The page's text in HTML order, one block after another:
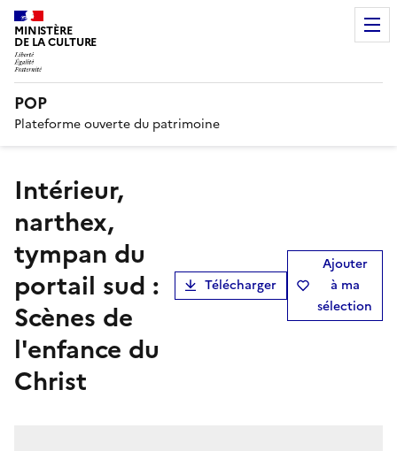
MINISTÈRE
DE LA CULTURE
POP
Plateforme ouverte du patrimoine
Intérieur,
narthex,
tympan du
portail sud :
Scènes de
l'enfance du
Christ
Télécharger
Ajouter
à ma
sélection